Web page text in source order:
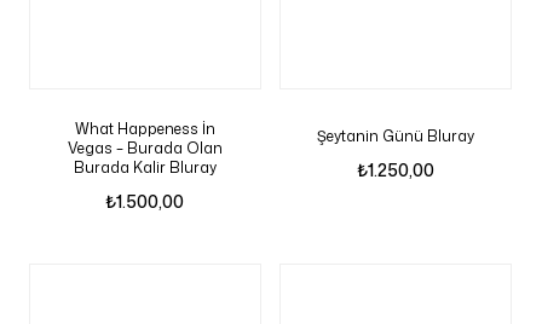
What Happeness İn
Vegas – Burada Olan
Burada Kalir Bluray
₺1.500,00
Şeytanin Günü Bluray
₺1.250,00